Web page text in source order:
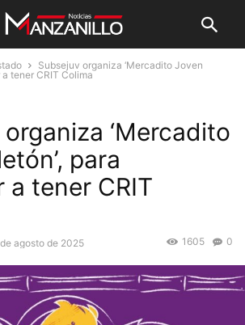
Subsejuv organiza ‘Mercadito Joven
tener CRIT Colima
‘Mercadito
para
tener CRIT
agosto de 2025 0
1605